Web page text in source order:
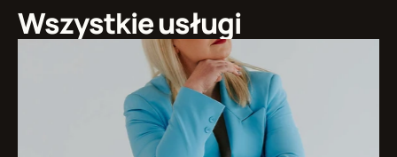
Wszystkie usługi